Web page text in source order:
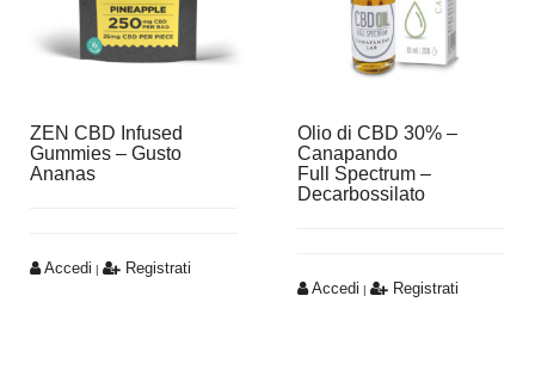
ZEN CBD Infused
Gummies – Gusto
Ananas
Accedi | Registrati
Olio di CBD 30% –
Canapando
Full Spectrum –
Decarbossilato
Accedi | Registrati